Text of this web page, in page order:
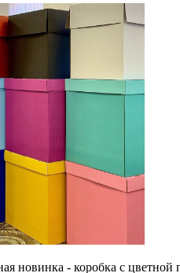
новинка - коробка с цветной